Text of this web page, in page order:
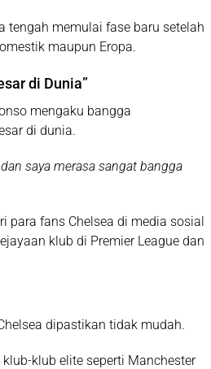
tengah memulai fase baru setelah
maupun Eropa.
di Dunia”
mengaku bangga
di dunia.
saya merasa sangat bangga
para fans Chelsea di media sosial
klub di Premier League dan
dipastikan tidak mudah.
klub elite seperti Manchester